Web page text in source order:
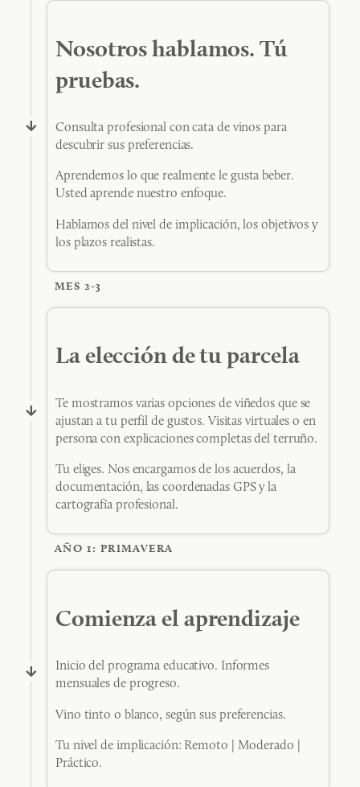
Nosotros hablamos. Tú
pruebas.
Consulta profesional con cata de vinos para
descubrir sus preferencias.
Aprendemos lo que realmente le gusta beber.
Usted aprende nuestro enfoque.
Hablamos del nivel de implicación, los objetivos y
los plazos realistas.
La elección de tu parcela
Te mostramos varias opciones de viñedos que se
ajustan a tu perfil de gustos. Visitas virtuales o en
persona con explicaciones completas del terruño.
Tu eliges. Nos encargamos de los acuerdos, la
documentación, las coordenadas GPS y la
cartografía profesional.
MES 2-3
Comienza el aprendizaje
Inicio del programa educativo. Informes
mensuales de progreso.
Vino tinto o blanco, según sus preferencias.
Tu nivel de implicación: Remoto | Moderado |
Práctico.
AÑO 1: PRIMAVERA